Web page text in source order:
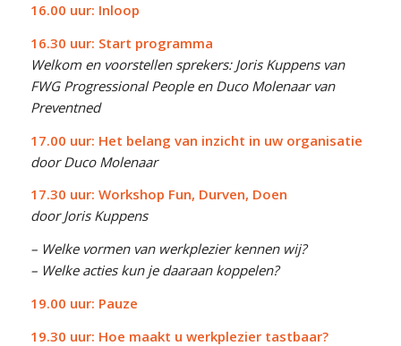
16.00 uur: Inloop
16.30 uur: Start programma
Welkom en voorstellen sprekers: Joris Kuppens van
FWG Progressional People en Duco Molenaar van
Preventned
17.00 uur: Het belang van inzicht in uw organisatie
door Duco Molenaar
17.30 uur: Workshop Fun, Durven, Doen
door Joris Kuppens
– Welke vormen van werkplezier kennen wij?
– Welke acties kun je daaraan koppelen?
19.00 uur: Pauze
19.30 uur: Hoe maakt u werkplezier tastbaar?